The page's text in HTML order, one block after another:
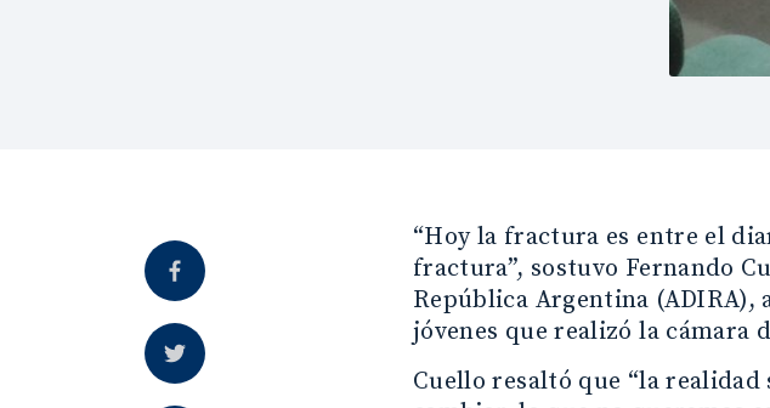
“Hoy la fractura es entre el
fractura”, sostuvo Fernando
República Argentina (ADIRA),
jóvenes que realizó la cámara
Cuello resaltó que “la